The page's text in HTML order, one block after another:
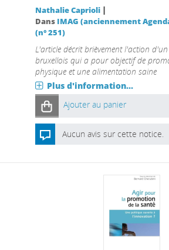
Nathalie Caprioli |
Dans IMAG (anciennement
(n° 251)
L'article décrit brièvement l'action
bruxellois qui a pour objectif de
physique et une alimentation saine
Plus d'information...
Ajouter au panier
Aucun avis sur cette notice.